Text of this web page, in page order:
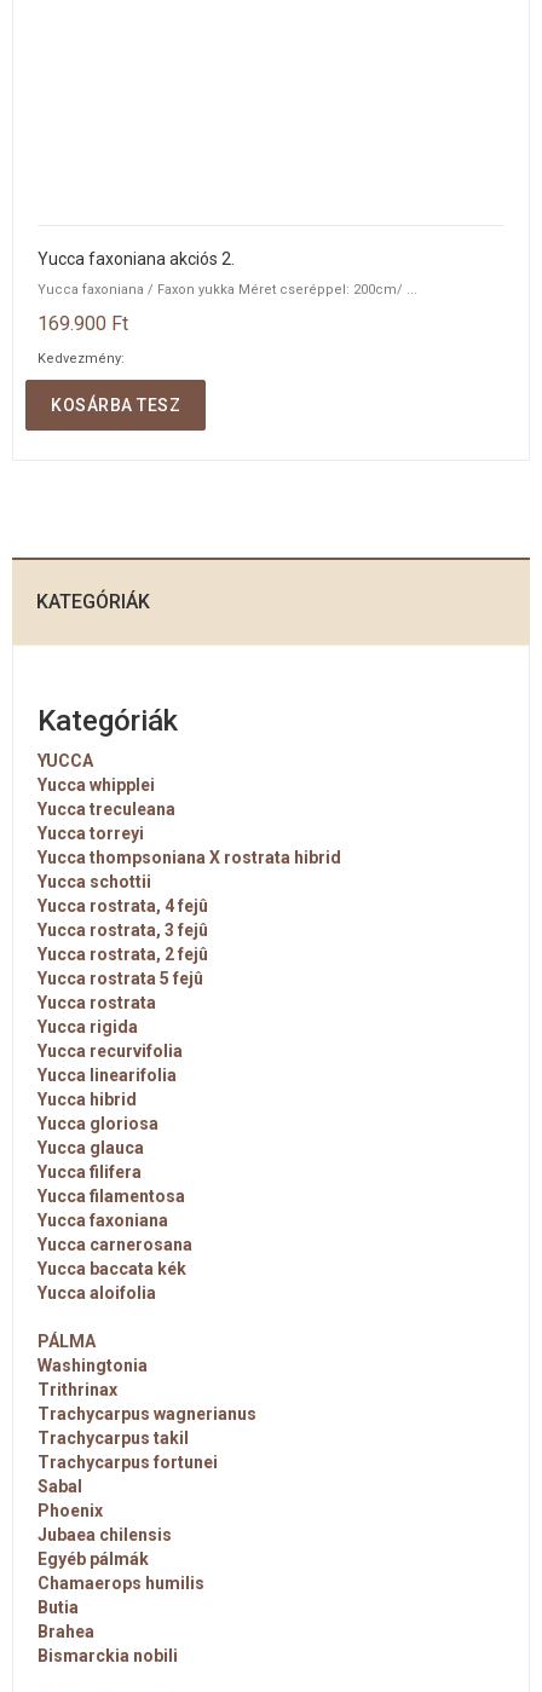
Yucca faxoniana akciós 2.
Yucca faxoniana / Faxon yukka Méret cseréppel: 200cm/ ...
169.900 Ft
Kedvezmény:
Mennyiség:
KOSÁRBA TESZ
KATEGÓRIÁK
Kategóriák
YUCCA
Yucca whipplei
Yucca treculeana
Yucca torreyi
Yucca thompsoniana X rostrata hibrid
Yucca schottii
Yucca rostrata, 4 fejû
Yucca rostrata, 3 fejû
Yucca rostrata, 2 fejû
Yucca rostrata 5 fejû
Yucca rostrata
Yucca rigida
Yucca recurvifolia
Yucca linearifolia
Yucca hibrid
Yucca gloriosa
Yucca glauca
Yucca filifera
Yucca filamentosa
Yucca faxoniana
Yucca carnerosana
Yucca baccata kék
Yucca aloifolia
PÁLMA
Washingtonia
Trithrinax
Trachycarpus wagnerianus
Trachycarpus takil
Trachycarpus fortunei
Sabal
Phoenix
Jubaea chilensis
Egyéb pálmák
Chamaerops humilis
Butia
Brahea
Bismarckia nobili